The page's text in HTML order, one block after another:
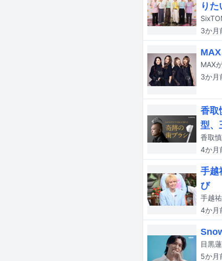
りた
3か月
MAX
3か月
香取
型、
4か月
手越
び
4か月
5か月